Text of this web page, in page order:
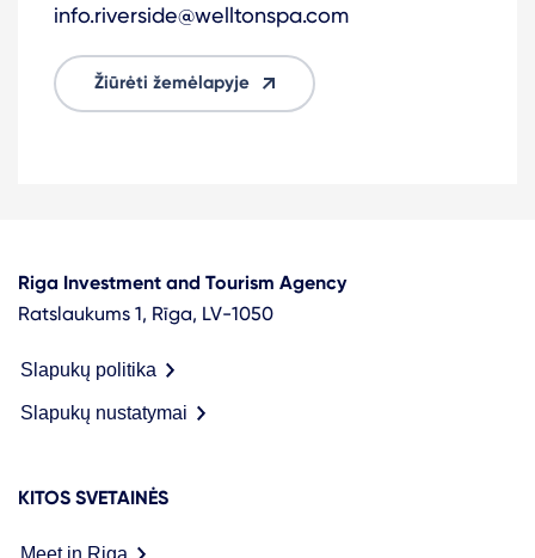
info.riverside@welltonspa.com
Žiūrėti žemėlapyje
Riga Investment and Tourism Agency
Ratslaukums 1, Rīga, LV-1050
Slapukų politika
Slapukų nustatymai
KITOS SVETAINĖS
Meet in Riga